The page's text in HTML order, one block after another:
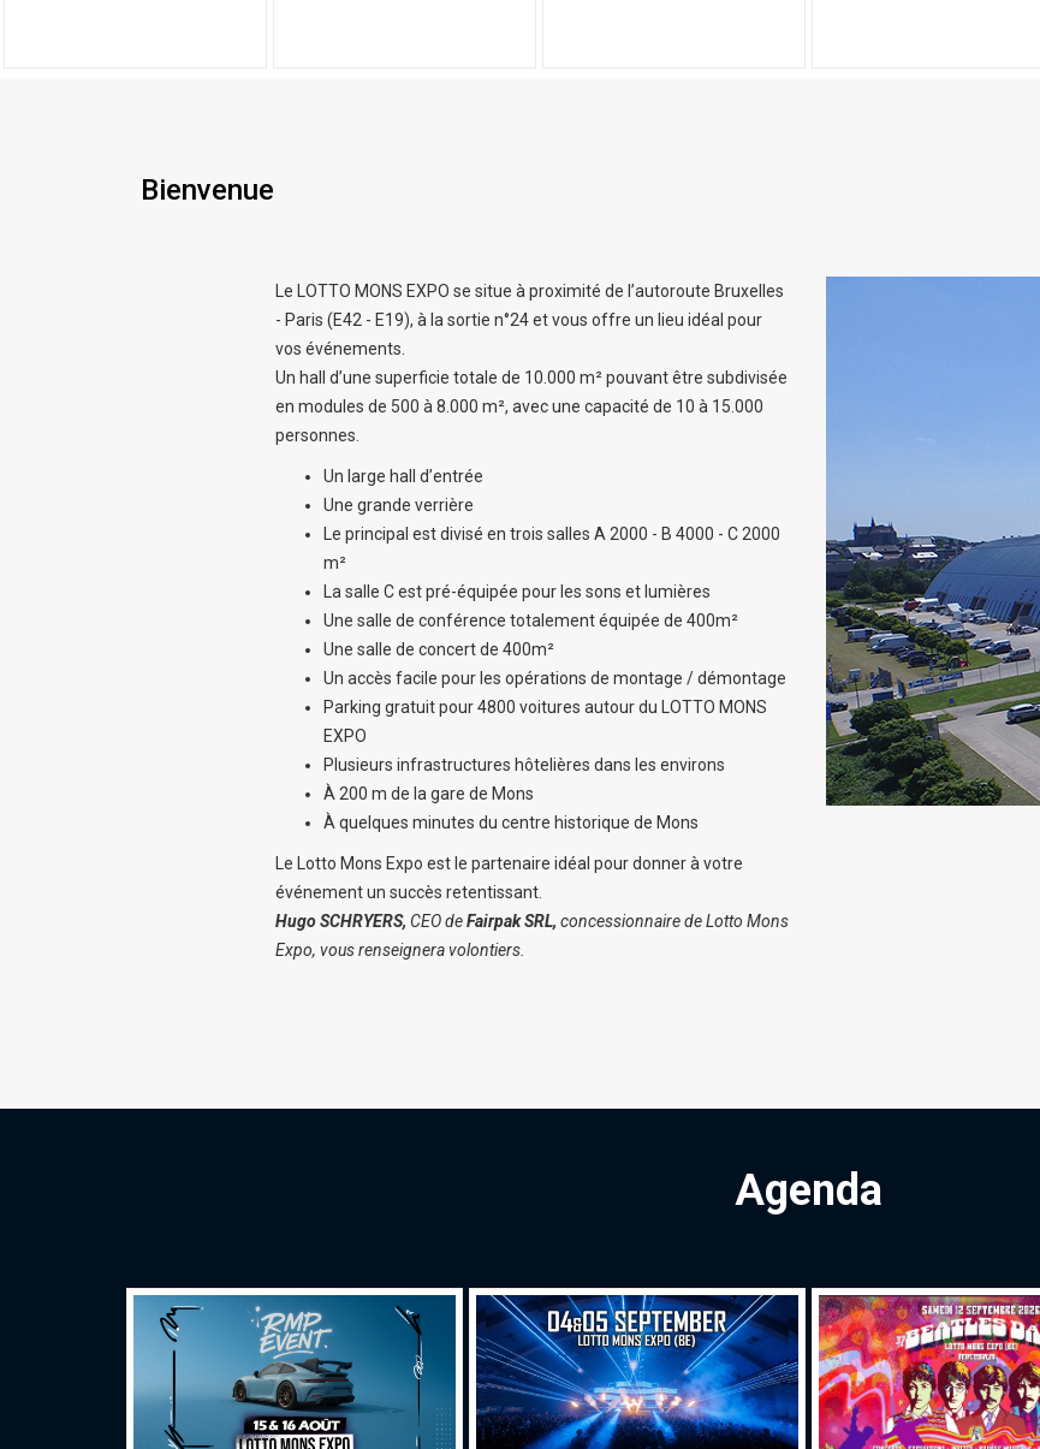
Bienvenue
Le LOTTO MONS EXPO se situe à proximité de l’autoroute Bruxelles
- Paris (E42 - E19), à la sortie n°24 et vous offre un lieu idéal pour
vos événements.
Un hall d’une superficie totale de 10.000 m² pouvant être subdivisée
en modules de 500 à 8.000 m², avec une capacité de 10 à 15.000
personnes.
Un large hall d’entrée
Une grande verrière
Le principal est divisé en trois salles A 2000 - B 4000 - C 2000
m²
La salle C est pré-équipée pour les sons et lumières
Une salle de conférence totalement équipée de 400m²
Une salle de concert de 400m²
Un accès facile pour les opérations de montage / démontage
Parking gratuit pour 4800 voitures autour du LOTTO MONS
EXPO
Plusieurs infrastructures hôtelières dans les environs
À 200 m de la gare de Mons
À quelques minutes du centre historique de Mons
Le Lotto Mons Expo est le partenaire idéal pour donner à votre
événement un succès retentissant.
Hugo SCHRYERS, CEO deFairpak SRL, concessionnaire de Lotto Mons
Expo, vous renseignera volontiers.
Agenda